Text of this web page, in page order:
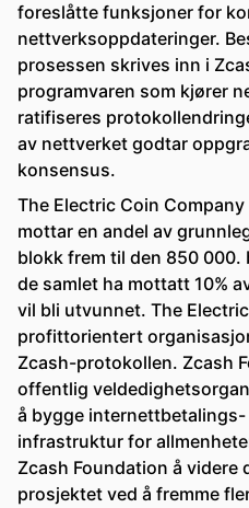
foreslåtte funksjoner for
nettverksoppdateringer.
prosessen skrives inn i
programvaren som kjører
ratifiseres
av nettverket godtar
konsensus.
The Electric Coin
mottar en andel av
blokk frem til den 850
de samlet ha mottatt 10%
vil bli utvunnet. The
profittorientert
Zcash-protokollen. Zcash
offentlig
å bygge
infrastruktur for
Zcash Foundation å videre
prosjektet ved å fremme